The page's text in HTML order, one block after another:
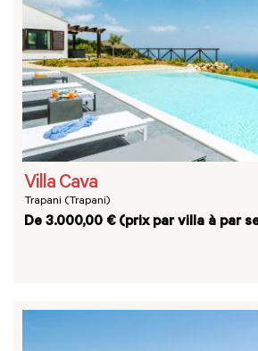
Villa Cava
Trapani (Trapani)
De 3.000,00 € (prix par villa à par